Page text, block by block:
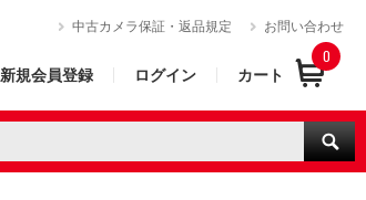
中古カメラ保証・返品規定 お問い合わせ
新規会員登録 ログイン カート
0